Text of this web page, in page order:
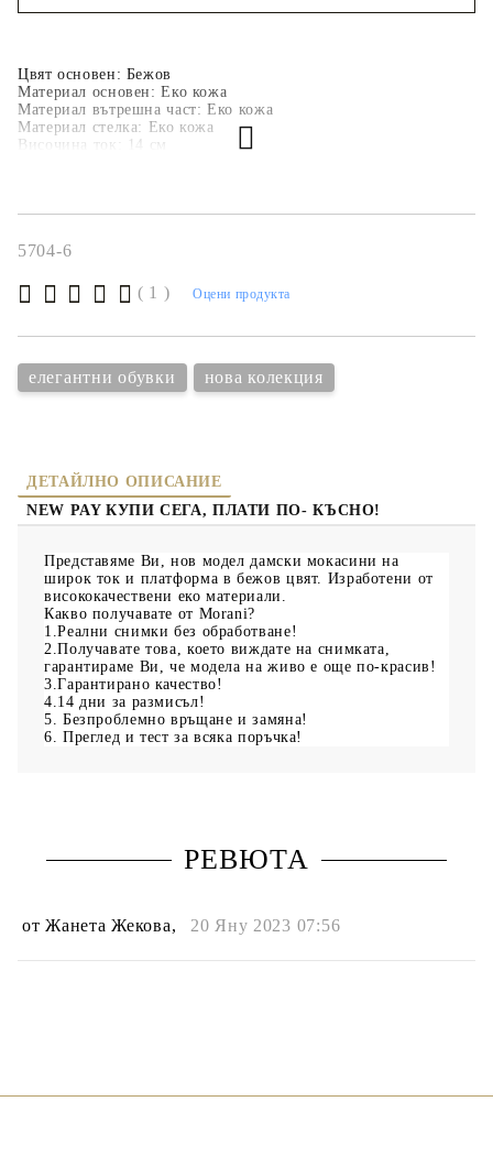
Цвят основен: Бежов
Материал основен: Еко кожа
Материал вътрешна част: Еко кожа
Материал стелка: Еко кожа
Височина ток:
14
см
Ние ще се свържем с вас в рамките на работния ден.
5704-6
( 1 ) Оцени продукта
елегантни обувки нова колекция
ДЕТАЙЛНО ОПИСАНИЕ
NEW PAY КУПИ СЕГА, ПЛАТИ ПО- КЪСНО!
Представяме Ви, нов модел дамски мокасини на
широк ток и платформа в бежов цвят. Изработени от
висококачествени еко материали.
Какво получавате от Morani?
1.Реални снимки без обработване!
2.Получавате това, което виждате на снимката,
гарантираме Ви, че модела на живо е още по-красив!
3.Гарантирано качество!
4.14 дни за размисъл!
5. Безпроблемно връщане и замяна!
6. Преглед и тест за всяка поръчка!
РЕВЮТА
отЖанета Жекова, 20 Яну 2023 07:56